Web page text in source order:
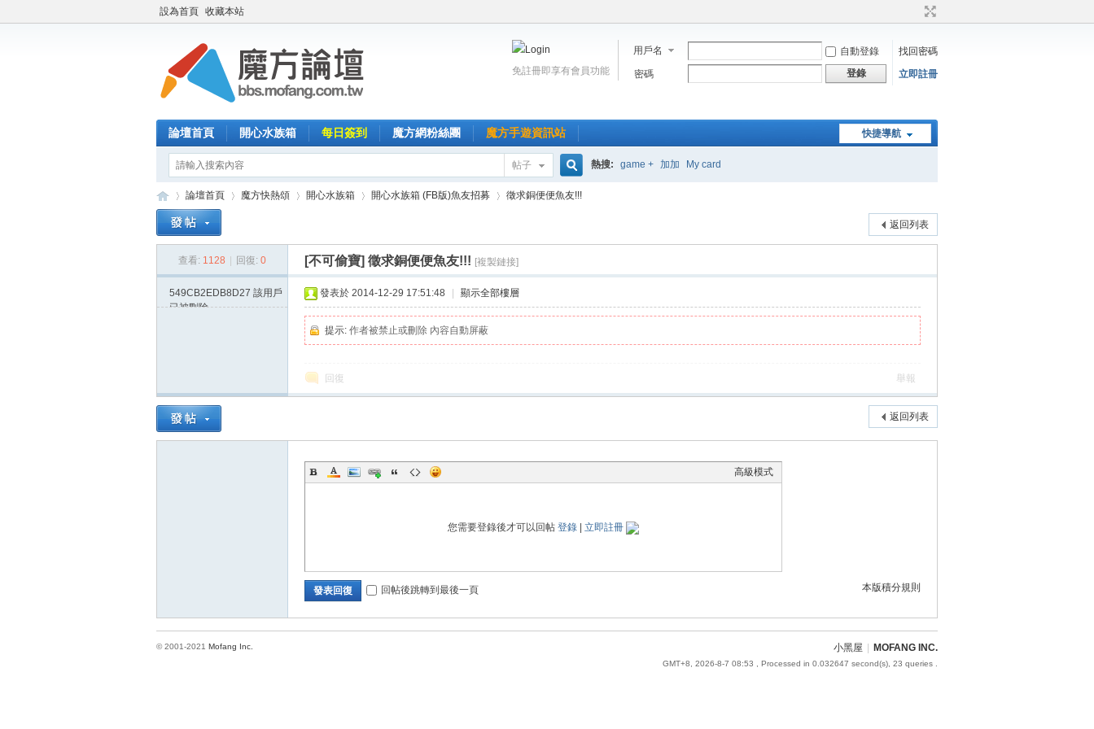
設為首頁 收藏本站
用戶名 自動登錄
找回密碼
密碼
登錄 立即註冊
免註冊即享有會員功能
快捷導航
論壇首頁 開心水族箱 每日簽到 魔方網粉絲團 魔方手遊資訊站
帖子
搜
熱搜: game + 加加 My card
方
論壇首頁 魔方快熱頌 開心水族箱
›
開心水族箱 (FB版)魚友招募
›
徵求銅便便魚友!!!
返回列表
查看: 1128 回復: 0 [不可偷寶] 徵求銅便便魚友!!! [複製鏈接]
549CB2EDB8D27 該用戶
已被刪除
發表於 2014-12-29 17:51:48 顯示全部樓層
提示: 作者被禁止或刪除 內容自動屏蔽
回復 舉報
返回列表
高級模式
您需要登錄後才可以回帖 登錄 立即註冊
本版積分規則
發表回復 回帖後跳轉到最後一頁
小黑屋 MOFANG INC.
GMT+8, 2026-8-7 08:53 , Processed in 0.032647 second(s), 23 queries .
© 2001-2021 Mofang Inc.